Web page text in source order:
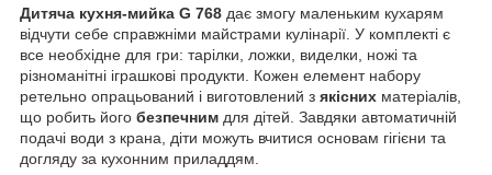
Дитяча кухня-мийка G 768 дає змогу маленьким кухарям
відчути себе справжніми майстрами кулінарії. У комплекті є
все необхідне для гри: тарілки, ложки, виделки, ножі та
різноманітні іграшкові продукти. Кожен елемент набору
ретельно опрацьований і виготовлений з якісних матеріалів,
що робить його безпечним для дітей. Завдяки автоматичній
подачі води з крана, діти можуть вчитися основам гігієни та
догляду за кухонним приладдям.